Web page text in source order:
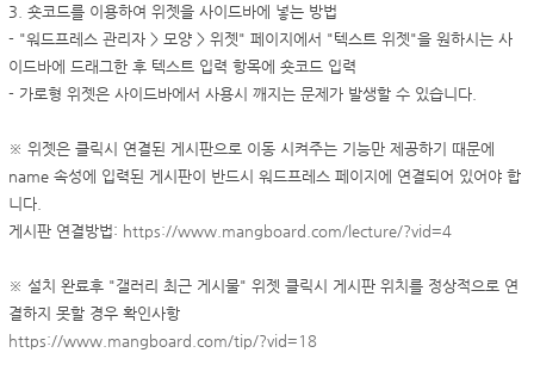
3. 숏코드를 이용하여 위젯을 사이드바에 넣는 방법
- "워드프레스 관리자 > 모양 > 위젯" 페이지에서 "텍스트 위젯"을 원하시는 사
이드바에 드래그한 후 텍스트 입력 항목에 숏코드 입력
- 가로형 위젯은 사이드바에서 사용시 깨지는 문제가 발생할 수 있습니다.
※ 위젯은 클릭시 연결된 게시판으로 이동 시켜주는 기능만 제공하기 때문에
name 속성에 입력된 게시판이 반드시 워드프레스 페이지에 연결되어 있어야 합
니다.
게시판 연결방법: https://www.mangboard.com/lecture/?vid=4
※ 설치 완료후 "갤러리 최근 게시물" 위젯 클릭시 게시판 위치를 정상적으로 연
결하지 못할 경우 확인사항
https://www.mangboard.com/tip/?vid=18